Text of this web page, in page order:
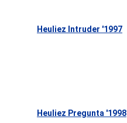
Heuliez Intruder '1997
Heuliez Pregunta '1998